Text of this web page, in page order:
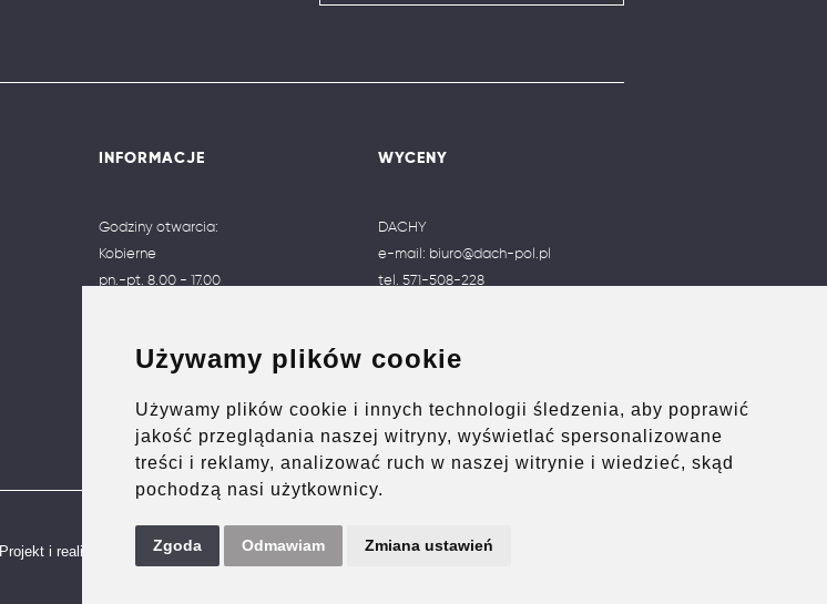
Używamy plików cookie
Używamy plików cookie i innych technologii śledzenia, aby poprawić
jakość przeglądania naszej witryny, wyświetlać spersonalizowane
treści i reklamy, analizować ruch w naszej witrynie i wiedzieć, skąd
pochodzą nasi użytkownicy.
Zgoda Odmawiam Zmiana ustawień
INFORMACJE
Godziny otwarcia:
Kobierne
pn.-pt. 8.00 - 17.00
Warszawa-Wesoła
pn.-pt. 9.00 - 17.00
WYCENY
DACHY
e-mail: biuro@dach-pol.pl
tel. 571-508-228
tel.
509-600-603
Projekt i realizacja: strony internetoweNET-ATAK © 2026 | All rights reserved Dach-Pol 2026